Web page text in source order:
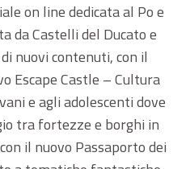
on line dedicata al Po e
da Castelli del Ducato e
nuovi contenuti, con il
Escape Castle – Cultura
e agli adolescenti dove
tra fortezze e borghi in
il nuovo Passaporto dei